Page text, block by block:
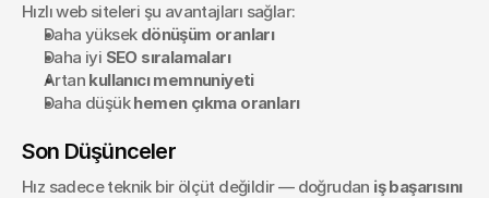
Hızlı web siteleri şu avantajları sağlar:
Daha yüksek dönüşüm oranları
Daha iyi SEO sıralamaları
Artan kullanıcı memnuniyeti
Daha düşük hemen çıkma oranları
Son Düşünceler
Hız sadece teknik bir ölçüt değildir — doğrudan iş başarısını